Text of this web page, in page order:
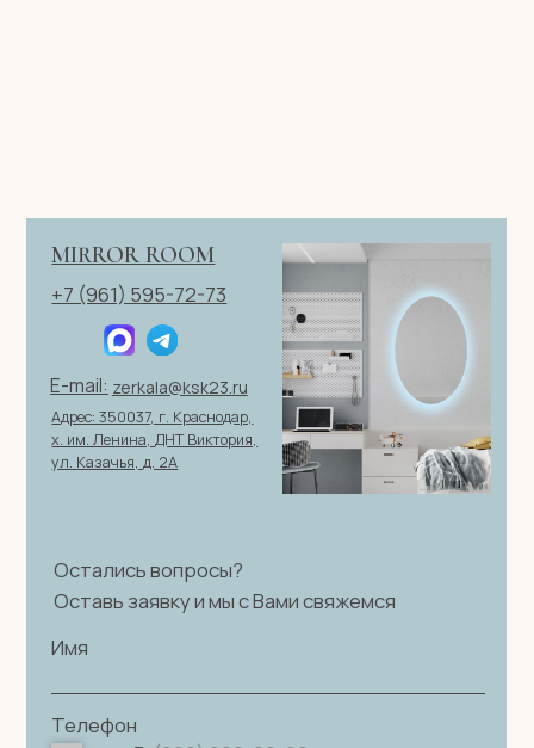
© 2026 ИП Клевцов Е.А.Все права защищены.
персональных данных|Договор оферты